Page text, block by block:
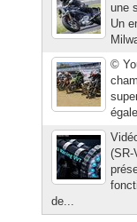
une
Un
©
(SR-
de...